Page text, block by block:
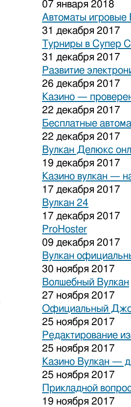
07 января 2018
Автоматы игровые
31 декабря 2017
Турниры в Супер
31 декабря 2017
Развитие
26 декабря 2017
Казино —
22 декабря 2017
Бесплатные
22 декабря 2017
Вулкан Делюкс
19 декабря 2017
Казино вулкан —
17 декабря 2017
Вулкан 24
17 декабря 2017
ProHoster
09 декабря 2017
Вулкан
30 ноября 2017
Волшебный Вулкан
27 ноября 2017
Официальный
25 ноября 2017
Редактирование
25 ноября 2017
Казино Вулкан —
25 ноября 2017
Прикладной
19 ноября 2017